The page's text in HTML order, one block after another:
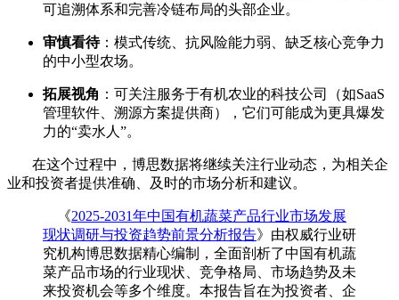
可追溯体系和完善冷链布局的头部企业。
审慎看待：模式传统、抗风险能力弱、缺乏核心竞争力
的中小型农场。
拓展视角 ：可关注服务于有机农业的科技公司（如SaaS
管理软件、溯源方案提供商），它们可能成为更具爆发
力的“卖水人”。
在这个过程中，博思数据将继续关注行业动态，为相关企
业和投资者提供准确、及时的市场分析和建议。
《2025-2031年中国有机蔬菜产品行业市场发展
现状调研与投资趋势前景分析报告》由权威行业研
究机构博思数据精心编制，全面剖析了中国有机蔬
菜产品市场的行业现状、竞争格局、市场趋势及未
来投资机会等多个维度。本报告旨在为投资者、企